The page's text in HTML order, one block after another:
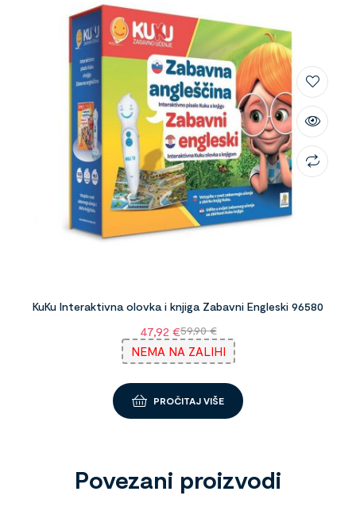
KuKu Interaktivna olovka i knjiga Zabavni Engleski 96580
59,90€
47,92 €
NEMA NA ZALIHI
PROČITAJ VIŠE
Povezani proizvodi